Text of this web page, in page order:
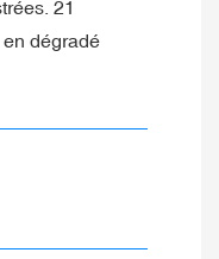
dégradé